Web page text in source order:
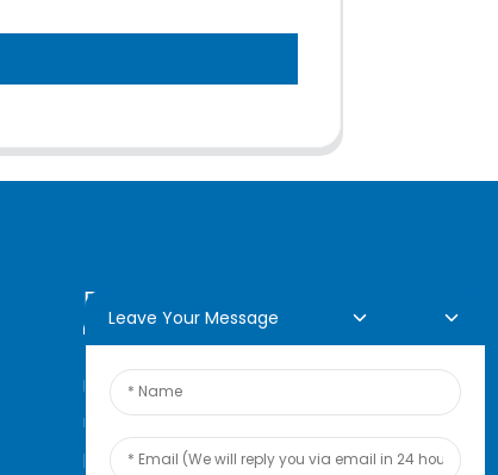
Demande En Ligne
Pour toute demande de
renseignements sur nos
produits ou notre liste de prix,
Leave Your Message